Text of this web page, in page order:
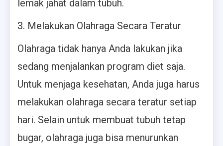
lemak jahat dalam tubuh.
3. Melakukan Olahraga Secara Teratur
Olahraga tidak hanya Anda lakukan jika
sedang menjalankan program diet saja.
Untuk menjaga kesehatan, Anda juga harus
melakukan olahraga secara teratur setiap
hari. Selain untuk membuat tubuh tetap
bugar, olahraga juga bisa menurunkan